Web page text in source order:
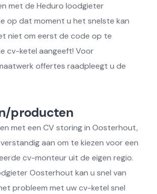
met de Heduro loodgieter
op dat moment u het snelste kan
niet om eerst de code op te
cv-ketel aangeeft! Voor
aatwerk offertes raadpleegt u de
producten
met een CV storing in Oosterhout,
aan om te kiezen voor een
cv-monteur uit de eigen regio.
Oosterhout kan u snel van
probleem met uw cv-ketel snel